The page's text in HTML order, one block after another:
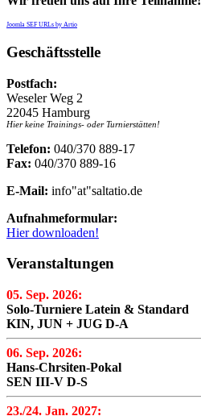
Joomla SEF URLs by Artio
Geschäftsstelle
Postfach:
Weseler Weg 2
22045 Hamburg
Hier keine Trainings- oder Turnierstätten!
Telefon: 040/370 889-17
Fax: 040/370 889-16
E-Mail: info"at"saltatio.de
Aufnahmeformular:
Hier downloaden!
Veranstaltungen
05. Sep. 2026:
Solo-Turniere Latein & Standard
KIN, JUN + JUG D-A
06. Sep. 2026:
Hans-Chrsiten-Pokal
SEN III-V D-S
23./24. Jan. 2027: